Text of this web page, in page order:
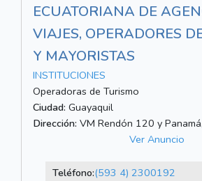
ECUATORIANA DE
VIAJES, OPERADORES
Y MAYORISTAS
INSTITUCIONES
Operadoras de Turismo
Ciudad: Guayaquil
Dirección: VM Rendón 120 y
Ver Anuncio
Teléfono:(593 4) 2300192